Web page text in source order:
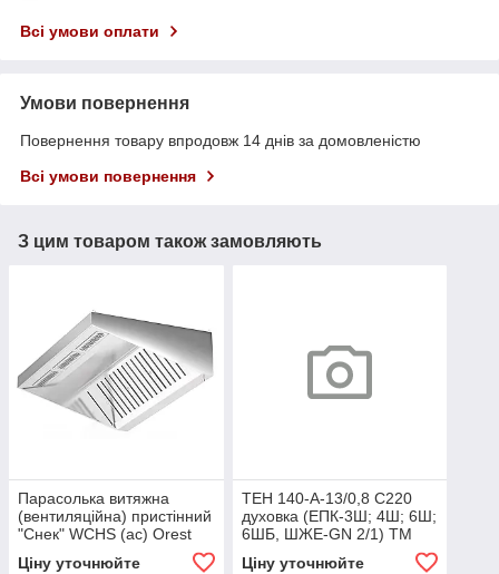
Всі умови оплати
Умови повернення
Повернення товару впродовж 14 днів за домовленістю
Всі умови повернення
З цим товаром також замовляють
Парасолька витяжна
(вентиляційна) пристінний
"Снек" WCHS (ac) Orest
Ціну уточнюйте
ТЕН 140-А-13/0,8 С220
духовка (ЕПК-3Ш; 4Ш; 6Ш;
6ШБ, ШЖЕ-GN 2/1) ТМ
Ціну уточнюйте